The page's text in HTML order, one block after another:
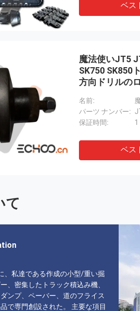
ベス
魔法使いJT5
SK750 SK850
方向ドリルの
名前:
パーツ ナンバー:
保証時間:
1
ベス
て
、私達である作成の小型/重い掘
、密集したトラック積込み機、
ンプ、ペーバー、道のフライス
で専門創設された。 主要な項目
ク